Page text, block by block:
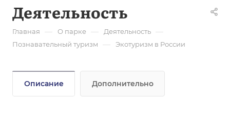
Деятельность
Главная — О парке — Деятельность —
Познавательный туризм — Экотуризм в России
Описание Дополнительно